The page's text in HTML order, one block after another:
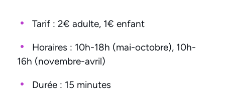
Tarif : 2€ adulte, 1€ enfant
Horaires : 10h-18h (mai-octobre), 10h-
16h (novembre-avril)
Durée : 15 minutes